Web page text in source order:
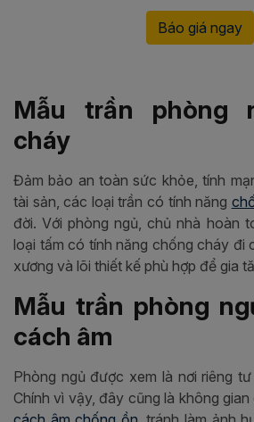
Báo giá ngay
Mẫu trần phòng
cháy
Đảm bảo an toàn sức khỏe, tính
tài sản, các loại trần có tính năng
đời. Với phòng ngủ, chủ nhà hoàn
loại tấm có tính năng chống cháy đi
xương và lõi thiết kế phù hợp để gia
Mẫu trần phòng
cách âm
Phòng ngủ được xem là nơi riêng
Chính vì vậy, đây cũng là không